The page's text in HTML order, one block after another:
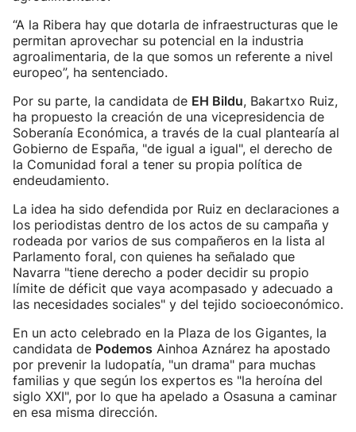
“A la Ribera hay que dotarla de infraestructuras que le
permitan aprovechar su potencial en la industria
agroalimentaria, de la que somos un referente a nivel
europeo”, ha sentenciado.
Por su parte, la candidata de EH Bildu, Bakartxo Ruiz,
ha propuesto la creación de una vicepresidencia de
Soberanía Económica, a través de la cual plantearía al
Gobierno de España, "de igual a igual", el derecho de
la Comunidad foral a tener su propia política de
endeudamiento.
La idea ha sido defendida por Ruiz en declaraciones a
los periodistas dentro de los actos de su campaña y
rodeada por varios de sus compañeros en la lista al
Parlamento foral, con quienes ha señalado que
Navarra "tiene derecho a poder decidir su propio
límite de déficit que vaya acompasado y adecuado a
las necesidades sociales" y del tejido socioeconómico.
En un acto celebrado en la Plaza de los Gigantes, la
candidata de Podemos Ainhoa Aznárez ha apostado
por prevenir la ludopatía, "un drama" para muchas
familias y que según los expertos es "la heroína del
siglo XXI", por lo que ha apelado a Osasuna a caminar
en esa misma dirección.